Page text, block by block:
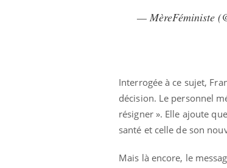
— MèreFéministe
Interrogée à ce sujet,
décision. Le personnel
résigner ». Elle ajoute
santé et celle de son
Mais là encore, le